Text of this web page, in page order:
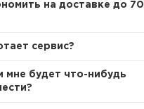
на доставке до 70
сервис?
мне будет что-нибудь